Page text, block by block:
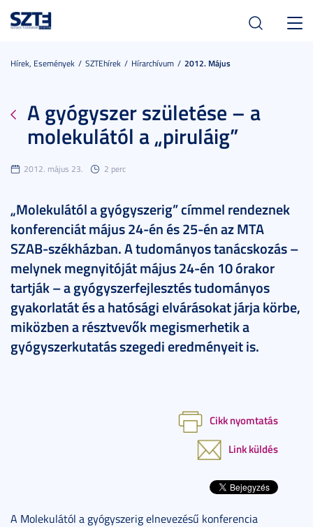
Hírek, Események SZTEhírek Hírarchívum 2012. Május
A gyógyszer születése – a
molekulától a „piruláig”
2012. május 23. 2 perc
„Molekulától a gyógyszerig” címmel rendeznek
konferenciát május 24-én és 25-én az MTA
SZAB-székházban. A tudományos tanácskozás –
melynek megnyitóját május 24-én 10 órakor
tartják – a gyógyszerfejlesztés tudományos
gyakorlatát és a hatósági elvárásokat járja körbe,
miközben a résztvevők megismerhetik a
gyógyszerkutatás szegedi eredményeit is.
Cikk nyomtatás
Link küldés
A Molekulától a gyógyszerig elnevezésű konferencia